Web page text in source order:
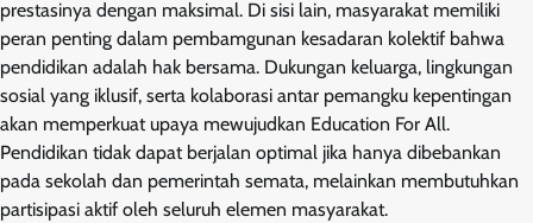
prestasinya dengan maksimal. Di sisi lain, masyarakat memiliki
peran penting dalam pembamgunan kesadaran kolektif bahwa
pendidikan adalah hak bersama. Dukungan keluarga, lingkungan
sosial yang iklusif, serta kolaborasi antar pemangku kepentingan
akan memperkuat upaya mewujudkan Education For All.
Pendidikan tidak dapat berjalan optimal jika hanya dibebankan
pada sekolah dan pemerintah semata, melainkan membutuhkan
partisipasi aktif oleh seluruh elemen masyarakat.